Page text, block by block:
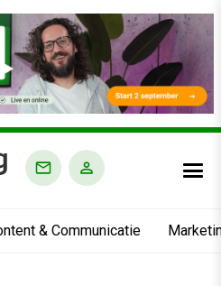
& Communicatie